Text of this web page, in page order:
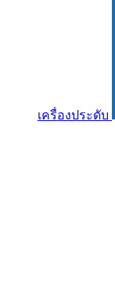
เครื่องประดับ